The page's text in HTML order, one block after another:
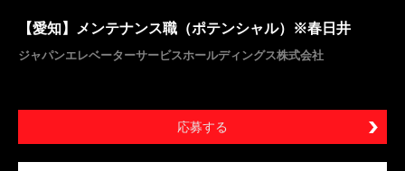
【愛知】メンテナンス職（ポテンシャル）※春日井
ジャパンエレベーターサービスホールディングス株式会社
応募する